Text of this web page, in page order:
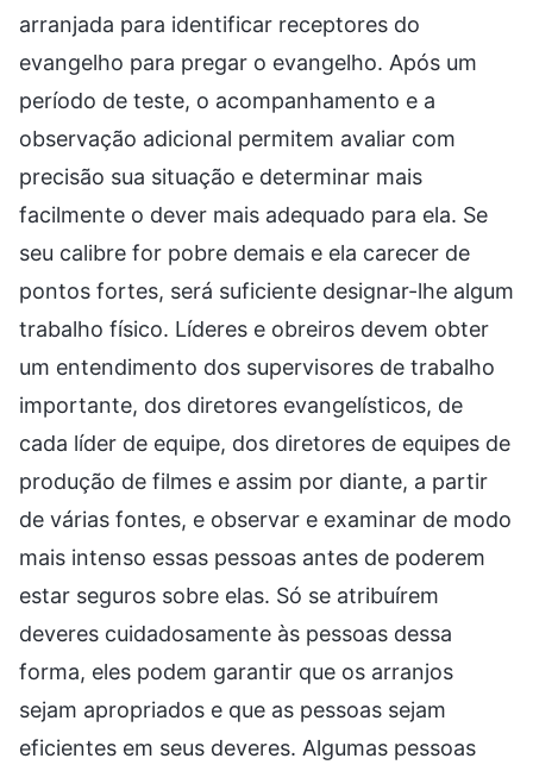
arranjada para identificar receptores do
evangelho para pregar o evangelho. Após um
período de teste, o acompanhamento e a
observação adicional permitem avaliar com
precisão sua situação e determinar mais
facilmente o dever mais adequado para ela. Se
seu calibre for pobre demais e ela carecer de
pontos fortes, será suficiente designar-lhe algum
trabalho físico. Líderes e obreiros devem obter
um entendimento dos supervisores de trabalho
importante, dos diretores evangelísticos, de
cada líder de equipe, dos diretores de equipes de
produção de filmes e assim por diante, a partir
de várias fontes, e observar e examinar de modo
mais intenso essas pessoas antes de poderem
estar seguros sobre elas. Só se atribuírem
deveres cuidadosamente às pessoas dessa
forma, eles podem garantir que os arranjos
sejam apropriados e que as pessoas sejam
eficientes em seus deveres. Algumas pessoas